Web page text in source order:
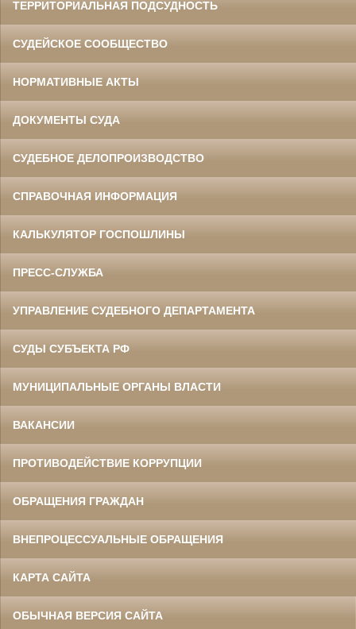
ТЕРРИТОРИАЛЬНАЯ ПОДСУДНОСТЬ
СУДЕЙСКОЕ СООБЩЕСТВО
НОРМАТИВНЫЕ АКТЫ
ДОКУМЕНТЫ СУДА
СУДЕБНОЕ ДЕЛОПРОИЗВОДСТВО
СПРАВОЧНАЯ ИНФОРМАЦИЯ
КАЛЬКУЛЯТОР ГОСПОШЛИНЫ
ПРЕСС-СЛУЖБА
УПРАВЛЕНИЕ СУДЕБНОГО ДЕПАРТАМЕНТА
СУДЫ СУБЪЕКТА РФ
МУНИЦИПАЛЬНЫЕ ОРГАНЫ ВЛАСТИ
ВАКАНСИИ
ПРОТИВОДЕЙСТВИЕ КОРРУПЦИИ
ОБРАЩЕНИЯ ГРАЖДАН
ВНЕПРОЦЕССУАЛЬНЫЕ ОБРАЩЕНИЯ
КАРТА САЙТА
ОБЫЧНАЯ ВЕРСИЯ САЙТА